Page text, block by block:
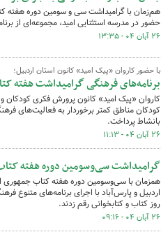
هم‌زمان با گرامیداشت سی و سومین دوره هفته
حضور در مدرسه استثنایی امید، مجموعه‌ای از
۲۶ آبان ۰۴ - ۱۳:۳۵
با حضور کاروان «پیک امید» کانون استان اردبیل؛
برنامه‌های فرهنگی گرامیداشت هفته
کاروان «پیک امید» کانون پرورش فکری
کودکان مناطق کمتر برخوردار به فعالیت‌های
بانشاط پرداخت.
۲۶ آبان ۰۴ - ۱۱:۱۳
گرامیداشت سی‌وسومین دوره هفته کتاب
همزمان با سی‌وسومین دوره هفته کتاب جمهوری
اردبیل و پارس‌آباد با اجرای برنامه‌های متنوع
روز کتاب و کتابخوانی رقم زدند.
۲۶ آبان ۰۴ - ۰۹:۱۶